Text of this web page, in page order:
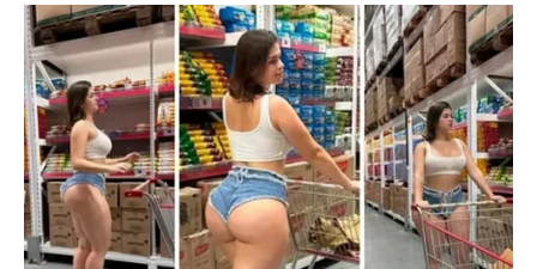
gubitak. Ova introspekcija nije bila samo izvor boli, već je
također postala prilika za rast i preispitivanje sopstvenih
vrijednosti i prioriteta.
Povezivanje s Prirodom kao Izvor Snage
U potrazi za unutrašnjim mirom, ova žena se okrenula prirodi.
Održavanje biljaka postalo je njen način da pronađe ravnotežu
između tugovanja i svakodnevnog života. Briga o biljkama nije